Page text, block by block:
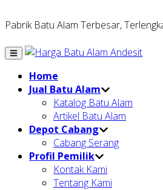
Pabrik Batu Alam Terbesar,
Home
Jual Batu Alam
Katalog Batu Alam
Artikel Batu Alam
Depot Cabang
Cabang Serang
Profil Pemilik
Kontak Kami
Tentang Kami